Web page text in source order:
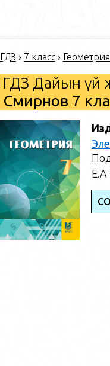
ГДЗ › 7 класс›
ГДЗ Дайын үй
Смирнов 7
Е.А